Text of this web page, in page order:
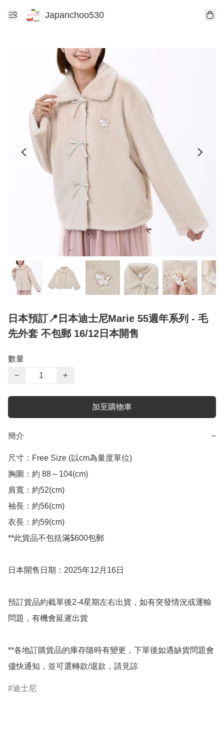
Japanchoo530
日本預訂📍日本迪士尼Marie 55週年系列 - 毛
先外套 不包郵 16/12日本開售
數量
−
+
加至購物車
簡介 −
尺寸：Free Size (以cm為量度單位)
胸圍：約 88～104(cm)
肩寬：約52(cm)
袖長：約56(cm)
衣長：約59(cm)
**此貨品不包括滿$600包郵
日本開售日期：2025年12月16日
預訂貨品約截單後2-4星期左右出貨，如有突發情況或運輸
問題，有機會延遲出貨
**各地訂購貨品的庫存隨時有變更，下單後如遇缺貨問題會
儘快通知，並可選轉款/退款，請見諒
迪士尼